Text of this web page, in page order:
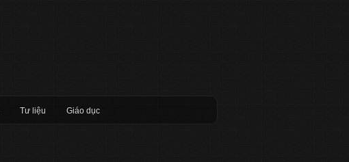
Tư liệu Giáo dục